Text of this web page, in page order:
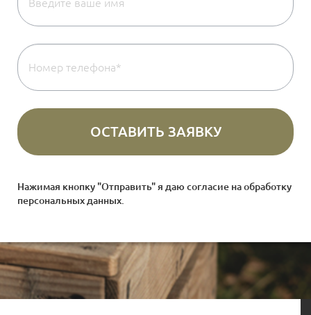
Нажимая кнопку "Отправить" я даю согласие наобработку
персональных данных